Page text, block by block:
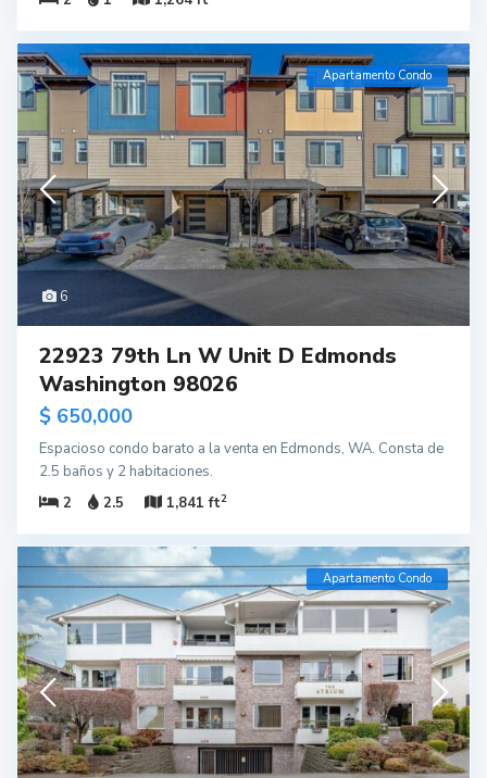
6
Apartamento Condo
22923 79th Ln W Unit D Edmonds
Washington 98026
$ 650,000
Espacioso condo barato a la venta en Edmonds, WA. Consta de
2.5 baños y 2 habitaciones.
2
2.5 1,841 ft2
Apartamento Condo